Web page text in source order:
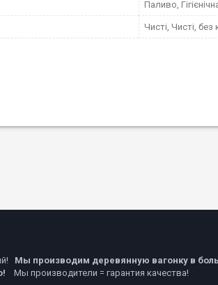
Паливо,
Чисті, Чисті,
Мы производим деревянную вагонку в
Мы производители = гарантия качества!